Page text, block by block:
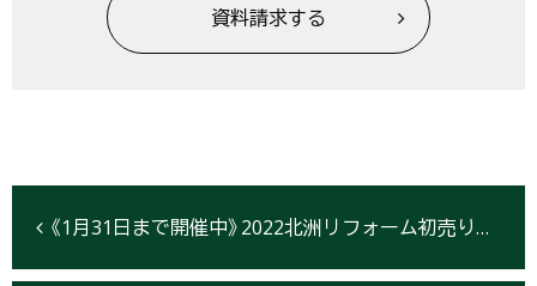
資料請求する
《1月31日まで開催中》2022北洲リフォーム初売り！【仙台・宮城】